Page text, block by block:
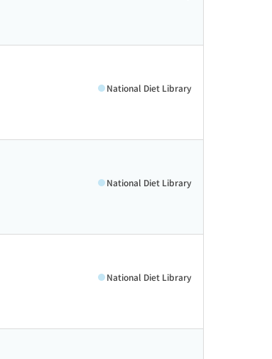
National Diet Library
National Diet Library
National Diet Library